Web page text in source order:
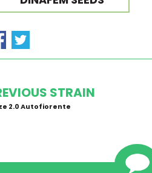
STRAIN
2.0 Autofiorente